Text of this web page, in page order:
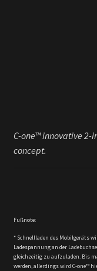
C-one™ innovative
concept.
Fußnote:
* Schnellladen des Mobilgeräts
Ladespannung an der
gleichzeitig zu aufzuladen. Bis
werden, allerdings wird C-one™